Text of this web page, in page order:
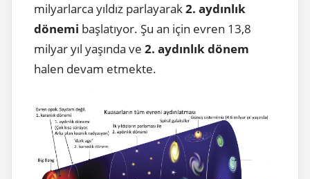
milyarlarca yıldız parlayarak2. aydınlık
dönemi başlatıyor. Şu an için evren 13,8
milyar yıl yaşında ve 2. aydınlık dönem
halen devam etmekte.